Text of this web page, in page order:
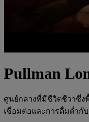
Pullman
ศูนย์กลางที่มีชีวิตชีวาซึ่ง
เชื่อมต่อและการดื่มด่ำกั